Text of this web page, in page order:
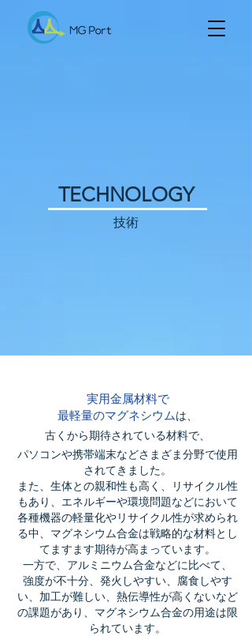
実用金属材料で
最軽量のマグネシウムは、
古くから期待されている材料で、
パソコンや携帯端末などさまざま分野で使用
されてきました。
また、生体との親和性も高く、リサイクル性
もあり、エネルギーや環境問題などにおいて
各種機器の軽量化やリサイクル性が求められ
る中、マグネシウム合金は戦略的な材料とし
てますます期待が高まっています。
一方で、アルミニウム合金などに比べて、
強度が不十分、発火しやすい、腐食しやす
い、加工が難しい、熱伝導性が高くないなど
の課題があり、マグネシウム合金の用途は限
られています。
TECHNOLOGY
技術